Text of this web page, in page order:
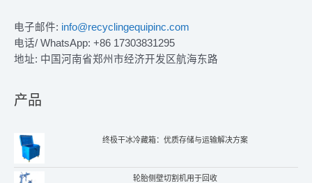
电子邮件: info@recyclingequipinc.com
电话/ WhatsApp: +86 17303831295
地址: 中国河南省郑州市经济开发区航海东路
产品
终极干冰冷藏箱：优质存储与运输解决方案
轮胎侧壁切割机用于回收